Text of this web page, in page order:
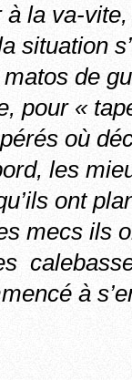
la va-
situation
de
pour «
où
les
ont
mecs ils
à